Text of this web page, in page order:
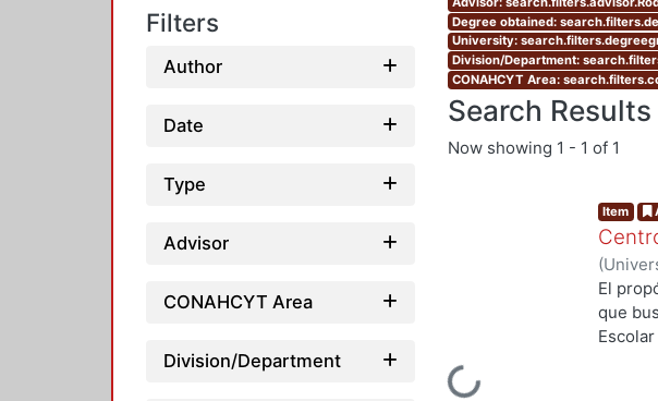
Filters
Author
Date
Type
Advisor
CONAHCYT Area
Division/Department
Degree obtained:
University:
Division/Department:
CONAHCYT Area:
Search Results
Now showing 1 - 1 of 1
Item
(
de
El
que